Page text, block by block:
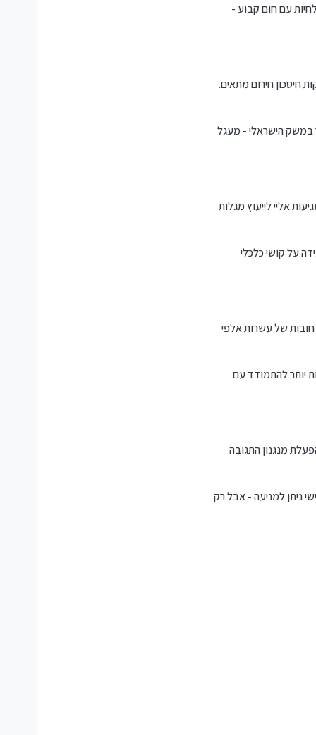
עם חום קבוע -
23% מהמשפחות הישראליות מחזיקות חיסכון חירום מתאים.
במשק הישראלי - מעגל
אליי לייעוץ מגלות
על קושי כלכלי
חובות של עשרות אלפי
יותר להתמודד עם
מנגנון התגובה
ניתן למניעה - אבל רק